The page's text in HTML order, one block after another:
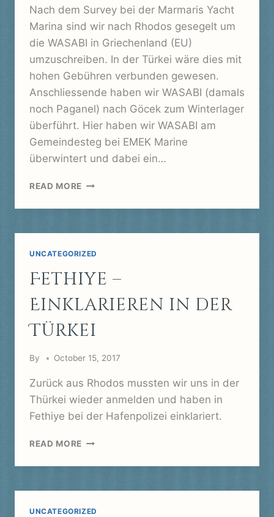
Nach dem Survey bei der Marmaris Yacht
Marina sind wir nach Rhodos gesegelt um
die WASABI in Griechenland (EU)
umzuschreiben. In der Türkei wäre dies mit
hohen Gebühren verbunden gewesen.
Anschliessende haben wir WASABI (damals
noch Paganel) nach Göcek zum Winterlager
überführt. Hier haben wir WASABI am
Gemeindesteg bei EMEK Marine
überwintert und dabei ein…
READ MORE GÖCEK,
WINTERLAGER
DER
UNCATEGORIZED
Fethiye –
Einklarieren in der
Türkei
By October 15, 2017
Zurück aus Rhodos mussten wir uns in der
Thürkei wieder anmelden und haben in
Fethiye bei der Hafenpolizei einklariert.
READ MORE FETHIYE
EINKLARIEREN
DER
UNCATEGORIZED